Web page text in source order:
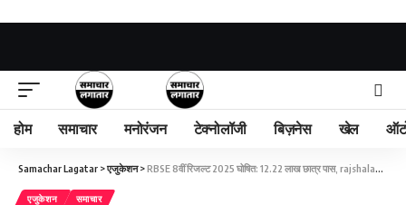
होम समाचार मनोरंजन टेक्नोलॉजी बिज़नेस खेल
Samachar Lagatar >एजुकेशन>RBSE 8वीं रिजल्ट 2025 घोषित: 12.22 लाख छात्र पास, rajshaladarpan.nic.in पर देखें अपना परिणाम
एजुकेशन समाचार